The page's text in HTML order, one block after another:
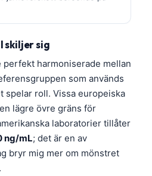
sig
perfekt harmoniserade mellan
som används
spelar roll. Vissa europeiska
lägre övre gräns för
laboratorier tillåter
ng/mL; det är en av
bryr mig mer om mönstret